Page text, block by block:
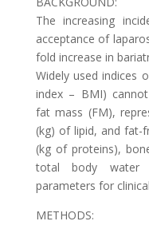
The increasing
acceptance of
fold increase in
Widely used indices
index – BMI)
fat mass (FM),
(kg) of lipid, and fat-
(kg of proteins),
total body water
parameters for
METHODS: